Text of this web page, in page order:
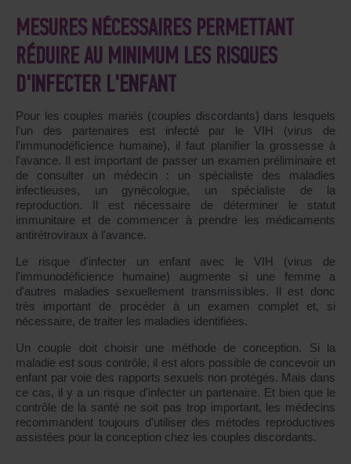
MESURES NÉCESSAIRES PERMETTANT
RÉDUIRE AU MINIMUM LES RISQUES
D'INFECTER L'ENFANT
Pour les couples mariés (couples discordants) dans lesquels
l'un des partenaires est infecté par le VIH (virus de
l'immunodéficience humaine), il faut planifier la grossesse à
l'avance. Il est important de passer un examen préliminaire et
de consulter un médecin : un spécialiste des maladies
infectieuses, un gynécologue, un spécialiste de la
reproduction. Il est nécessaire de déterminer le statut
immunitaire et de commencer à prendre les médicaments
antirétroviraux à l'avance.
Le risque d'infecter un enfant avec le VIH (virus de
l'immunodéficience humaine) augmente si une femme a
d'autres maladies sexuellement transmissibles. Il est donc
très important de procéder à un examen complet et, si
nécessaire, de traiter les maladies identifiées.
Un couple doit choisir une méthode de conception. Si la
maladie est sous contrôle, il est alors possible de concevoir un
enfant par voie des rapports sexuels non protégés. Mais dans
ce cas, il y a un risque d'infecter un partenaire. Et bien que le
contrôle de la santé ne soit pas trop important, les médecins
recommandent toujours d'utiliser des métodes reproductives
assistées pour la conception chez les couples discordants.